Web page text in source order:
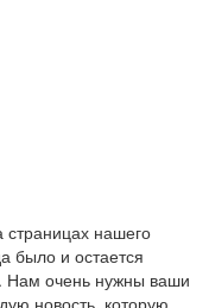
нашего
было и остается
Нам очень нужны ваши